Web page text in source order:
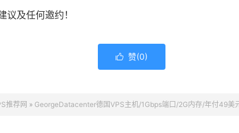
议及任何邀约！
 赞(0)
推荐网 » GeorgeDatacenter德国VPS主机/1Gbps端口/2G内存/年付49美